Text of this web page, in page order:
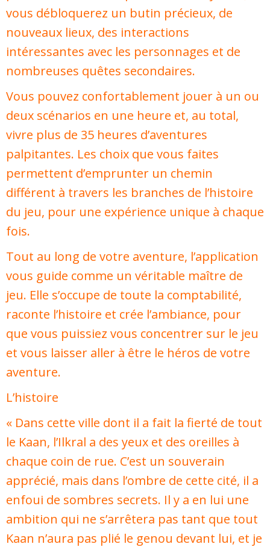
vous débloquerez un butin précieux, de
nouveaux lieux, des interactions
intéressantes avec les personnages et de
nombreuses quêtes secondaires.
Vous pouvez confortablement jouer à un ou
deux scénarios en une heure et, au total,
vivre plus de 35 heures d’aventures
palpitantes. Les choix que vous faites
permettent d’emprunter un chemin
différent à travers les branches de l’histoire
du jeu, pour une expérience unique à chaque
fois.
Tout au long de votre aventure, l’application
vous guide comme un véritable maître de
jeu. Elle s’occupe de toute la comptabilité,
raconte l’histoire et crée l’ambiance, pour
que vous puissiez vous concentrer sur le jeu
et vous laisser aller à être le héros de votre
aventure.
L’histoire
« Dans cette ville dont il a fait la fierté de tout
le Kaan, l’Ilkral a des yeux et des oreilles à
chaque coin de rue. C’est un souverain
apprécié, mais dans l’ombre de cette cité, il a
enfoui de sombres secrets. Il y a en lui une
ambition qui ne s’arrêtera pas tant que tout
Kaan n’aura pas plié le genou devant lui, et je